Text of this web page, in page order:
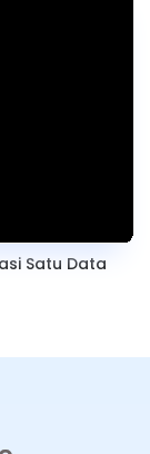
Satu Data